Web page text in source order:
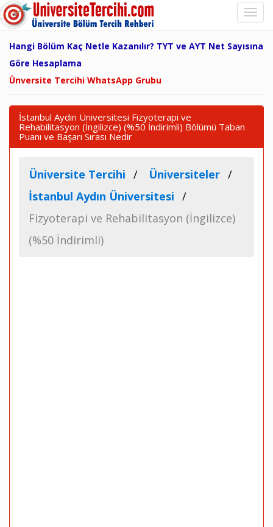
Hangi Bölüm Kaç Netle Kazanılır? TYT ve AYT Net Sayısına
Göre Hesaplama
Ünversite Tercihi WhatsApp Grubu
İstanbul Aydın Üniversitesi Fizyoterapi ve
Rehabilitasyon (İngilizce) (%50 İndirimli) Bölümü Taban
Puanı ve Başarı Sırası Nedir
Üniversite Tercihi
Üniversiteler
İstanbul Aydın Üniversitesi
Fizyoterapi ve Rehabilitasyon (İngilizce)
(%50 İndirimli)